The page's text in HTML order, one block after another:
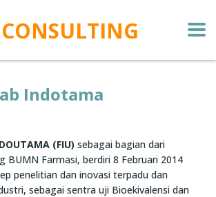
Indotama
(FIU) sebagai bagian dari
BUMN Farmasi, berdiri 8 Februari 2014
penelitian dan inovasi terpadu dan
sebagai sentra uji Bioekivalensi dan